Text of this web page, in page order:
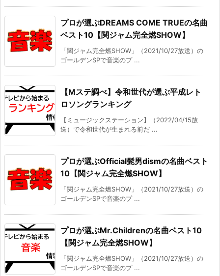
プロが選ぶDREAMS COME TRUEの名曲
ベスト10【関ジャム完全燃SHOW】
「関ジャム完全燃SHOW」（2021/10/27放送）の
ゴールデンSPで音楽のプ ...
【Mステ調べ】令和世代が選ぶ平成レト
ロソングランキング
【ミュージックステーション】（2022/04/15放
送）で令和世代が生まれる前だ ...
プロが選ぶOfficial髭男dismの名曲ベスト
10【関ジャム完全燃SHOW】
「関ジャム完全燃SHOW」（2021/10/27放送）の
ゴールデンSPで音楽のプ ...
プロが選ぶMr.Childrenの名曲ベスト10
【関ジャム完全燃SHOW】
「関ジャム完全燃SHOW」（2021/10/27放送）の
ゴールデンSPで音楽のプ ...